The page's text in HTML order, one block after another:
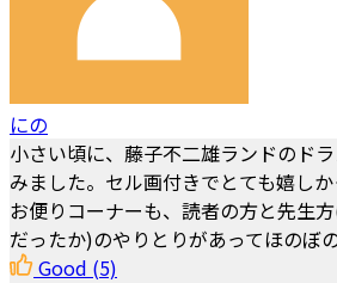
にの
小さい頃に、藤子不二雄ランドのド
みました。セル画付きでとても嬉しか
お便りコーナーも、読者の方と先生
だったか)のやりとりがあってほのぼ
Good (5)